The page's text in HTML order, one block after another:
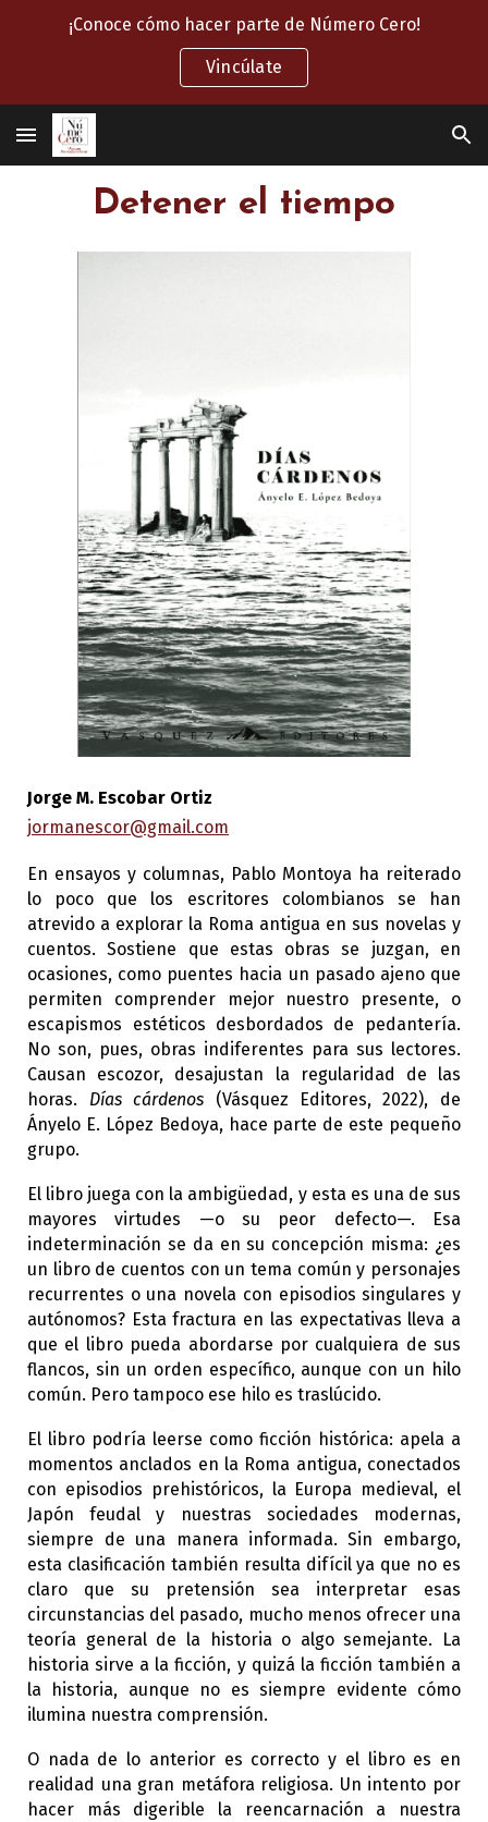
Skip to main content
¡Conoce cómo hacer parte de Número Cero!
Vincúlate
Detener el tiempo
Jorge M. Escobar Ortiz
jormanescor@gmail.com
En ensayos y columnas, Pablo Montoya ha reiterado
lo poco que los escritores colombianos se han
atrevido a explorar la Roma antigua en sus novelas y
cuentos. Sostiene que estas obras se juzgan, en
ocasiones, como puentes hacia un pasado ajeno que
permiten comprender mejor nuestro presente, o
escapismos estéticos desbordados de pedantería.
No son, pues, obras indiferentes para sus lectores.
Causan escozor, desajustan la regularidad de las
horas. Días cárdenos (Vásquez Editores, 2022), de
Ányelo E. López Bedoya, hace parte de este pequeño
grupo.
El libro juega con la ambigüedad, y esta es una de sus
mayores virtudes —o su peor defecto—. Esa
indeterminación se da en su concepción misma: ¿es
un libro de cuentos con un tema común y personajes
recurrentes o una novela con episodios singulares y
autónomos? Esta fractura en las expectativas lleva a
que el libro pueda abordarse por cualquiera de sus
flancos, sin un orden específico, aunque con un hilo
común. Pero tampoco ese hilo es traslúcido.
El libro podría leerse como ficción histórica: apela a
momentos anclados en la Roma antigua, conectados
con episodios prehistóricos, la Europa medieval, el
Japón feudal y nuestras sociedades modernas,
siempre de una manera informada. Sin embargo,
esta clasificación también resulta difícil ya que no es
claro que su pretensión sea interpretar esas
circunstancias del pasado, mucho menos ofrecer una
teoría general de la historia o algo semejante. La
historia sirve a la ficción, y quizá la ficción también a
la historia, aunque no es siempre evidente cómo
ilumina nuestra comprensión.
O nada de lo anterior es correcto y el libro es en
realidad una gran metáfora religiosa. Un intento por
hacer más digerible la reencarnación a nuestra